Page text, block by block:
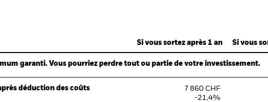
Si vous sortez après 1 an Si vous
garanti. Vous pourriez perdre tout ou partie de votre investissement.
déduction des coûts
7 860 CHF
-21,4%